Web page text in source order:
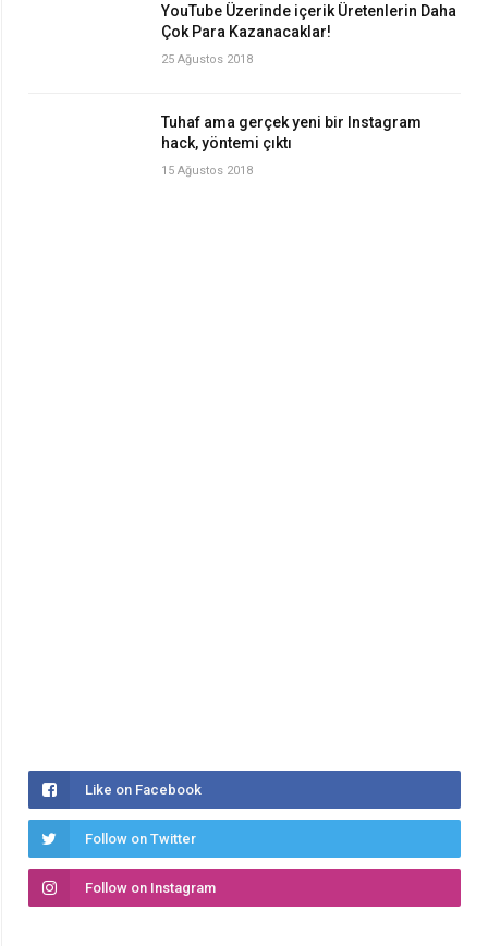
YouTube Üzerinde içerik Üretenlerin Daha
Çok Para Kazanacaklar!
25 Ağustos 2018
Tuhaf ama gerçek yeni bir Instagram
hack, yöntemi çıktı
15 Ağustos 2018
Like on Facebook
Follow on Twitter
Follow on Instagram